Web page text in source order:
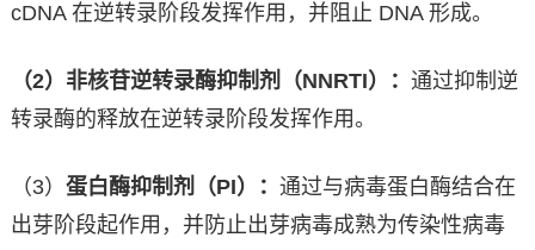
cDNA 在逆转录阶段发挥作用，并阻止 DNA 形成。
（2）非核苷逆转录酶抑制剂（NNRTI）： 通过抑制逆
转录酶的释放在逆转录阶段发挥作用。
（3） 蛋白酶抑制剂（PI）： 通过与病毒蛋白酶结合在
出芽阶段起作用，并防止出芽病毒成熟为传染性病毒